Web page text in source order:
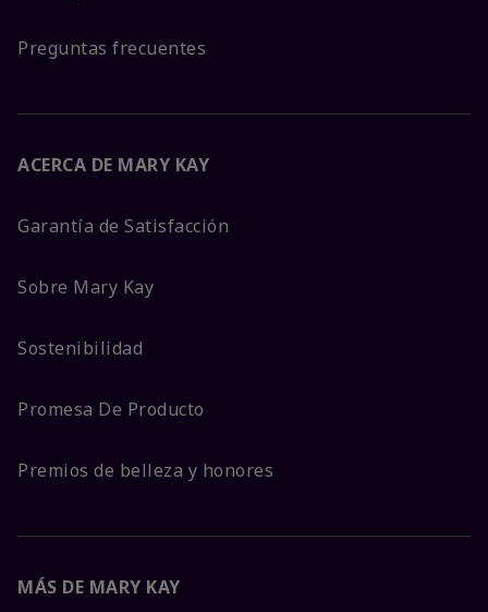
Preguntas frecuentes
ACERCA DE MARY KAY
Garantía de Satisfacción
Sobre Mary Kay
Sostenibilidad
Promesa De Producto
Premios de belleza y honores
MÁS DE MARY KAY